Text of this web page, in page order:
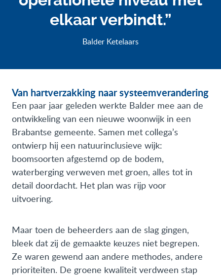
elkaar verbindt.”
Balder Ketelaars
Van hartverzakking naar systeemverandering
Een paar jaar geleden werkte Balder mee aan de
ontwikkeling van een nieuwe woonwijk in een
Brabantse gemeente. Samen met collega’s
ontwierp hij een natuurinclusieve wijk:
boomsoorten afgestemd op de bodem,
waterberging verweven met groen, alles tot in
detail doordacht. Het plan was rijp voor
uitvoering.
Maar toen de beheerders aan de slag gingen,
bleek dat zij de gemaakte keuzes niet begrepen.
Ze waren gewend aan andere methodes, andere
prioriteiten. De groene kwaliteit verdween stap